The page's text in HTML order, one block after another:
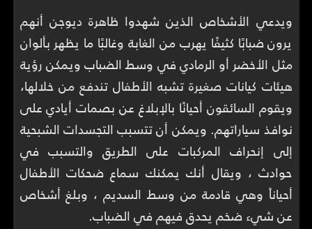
ويدعي الأشخاص الذين شهدوا ظاهرة ديوجن أنهم
يرون ضبابًا كثيفًا يهرب من الغابة وغالبًا ما يظهر بألوان
مثل الأخضر أو الرمادي في وسط الضباب ويمكن رؤية
هيئات كيانات صغيرة تشبه الأطفال تندفع من خلالها،
ويقوم السائقون أحيانًا بالإبلاغ عن بصمات أيادي على
نوافذ سياراتهم. ويمكن أن تتسبب التجسدات الشبحية
إلى إنحراف المركبات على الطريق والتسبب في
حوادث ، ويقال أنك يمكنك سماع ضحكات الأطفال
أحياناً وهي قادمة من وسط السديم ، وبلغ أشخاص
عن شيء ضخم يحدق فيهم في الضباب.